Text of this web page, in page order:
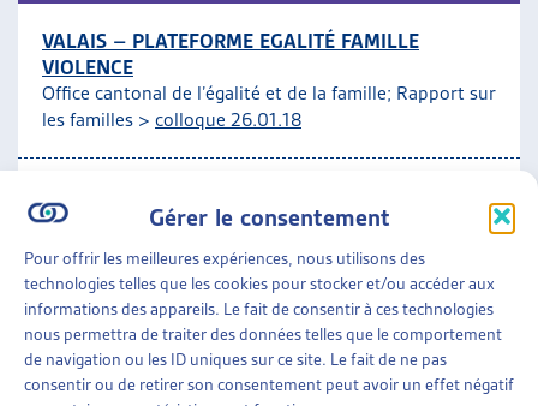
Gérer le consentement
Pour offrir les meilleures expériences, nous utilisons des
technologies telles que les cookies pour stocker et/ou accéder aux
informations des appareils. Le fait de consentir à ces technologies
nous permettra de traiter des données telles que le comportement
de navigation ou les ID uniques sur ce site. Le fait de ne pas
consentir ou de retirer son consentement peut avoir un effet négatif
VALAIS – PLATEFORME EGALITÉ FAMILLE
VIOLENCE
Office cantonal de l’égalité et de la famille; Rapport sur
les familles > colloque 26.01.18
FAMILLES »PROTECTION DE LA PERSONNE
VIOLENCE DOMESTIQUE
MAISONS D’ACCUEIL POUR FEMMES EN SUISSE :
ANALYSE DE LA SITUATION ET DES BESOINS
Bureau fédéral de l’égalité entre femmes et hommes,